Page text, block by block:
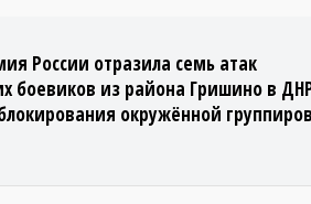
России отразила семь атак
боевиков из района Гришино в
окружённой